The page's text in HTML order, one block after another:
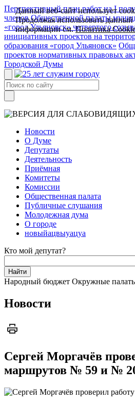
Перспективный план работ на I
членов Общественной палаты
«город Ульяновск» четвертого
инициативных проектов на
образования «город Ульяновск»
проектов нормативных правовых
Городской Думы
Новости
О Думе
Депутаты
Деятельность
Приёмная
Комитеты
Комиссии
Общественная палата
Публичные слушания
Молодежная дума
О городе
новыйацвыуацуа
Кто мой депутат?
Народный бюджет Окружные
Новости
Сергей Моргачёв
маршрутов № 59 и №
Данный веб-сайт использует
Продолжая использовать
информации см.Политика